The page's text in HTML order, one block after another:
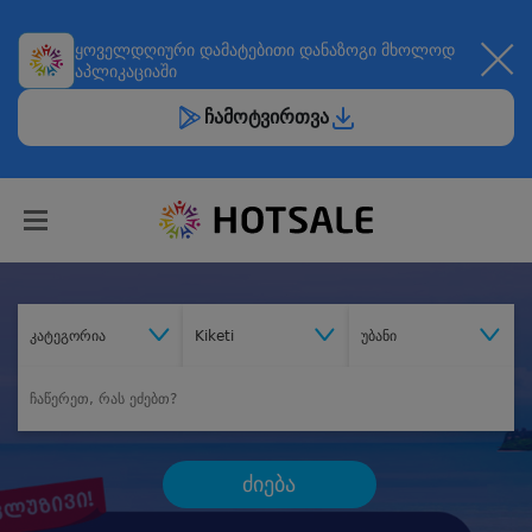
ყოველდღიური დამატებითი დანაზოგი მხოლოდ
აპლიკაციაში
ჩამოტვირთვა
კატეგორია Kiketi უბანი
ძიება